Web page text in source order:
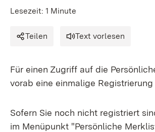
Lesezeit: 1 Minute
Teilen Text vorlesen
Für einen Zugriff auf die
vorab eine einmalige
Sofern Sie noch nicht registriert
im Menüpunkt "Persönliche